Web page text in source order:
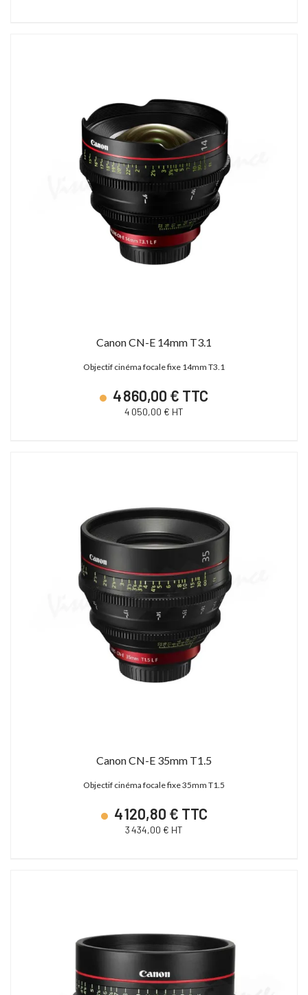
Canon CN-E 14mm T3.1
Objectif cinéma focale fixe 14mm T3.1
4 860,00 € TTC
4 050,00 € HT
Canon CN-E 35mm T1.5
Objectif cinéma focale fixe 35mm T1.5
4 120,80 € TTC
3 434,00 € HT